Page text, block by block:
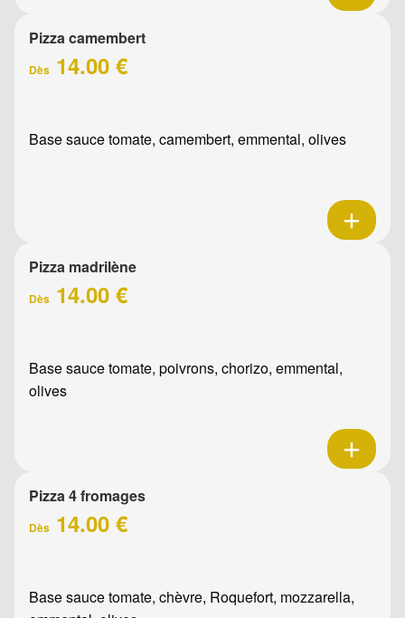
Pizza camembert
Dès 14.00 €
Base sauce tomate, camembert, emmental, olives
Pizza madrilène
Dès 14.00 €
Base sauce tomate, poivrons, chorizo, emmental,
olives
Pizza 4 fromages
Dès 14.00 €
Base sauce tomate, chèvre, Roquefort, mozzarella,